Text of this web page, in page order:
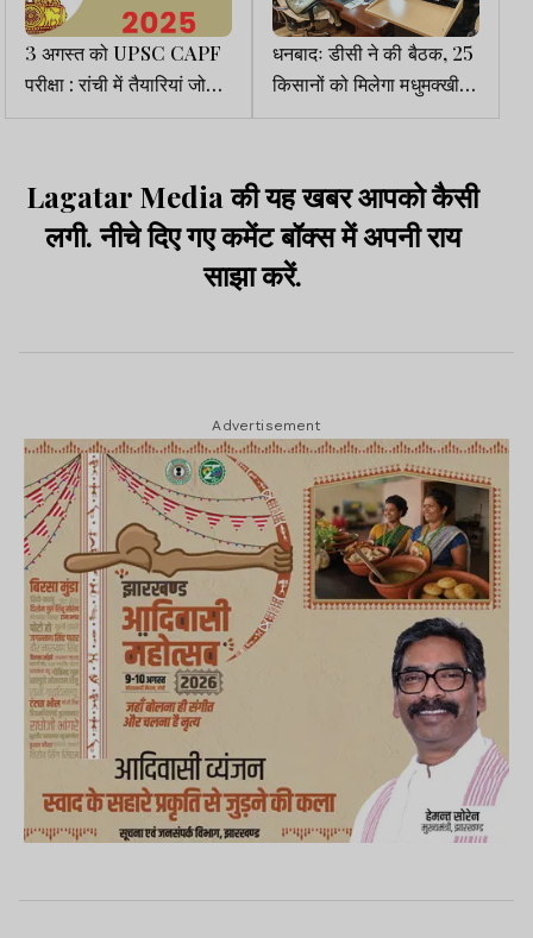
3 अगस्त को UPSC CAPF
परीक्षा : रांची में तैयारियां जोरों
पर
धनबादः डीसी ने की बैठक, 25
किसानों को मिलेगा मधुमक्खी
पालन का प्रशिक्षण
Lagatar Media की यह खबर आपको कैसी
लगी. नीचे दिए गए कमेंट बॉक्स में अपनी राय
साझा करें.
Advertisement